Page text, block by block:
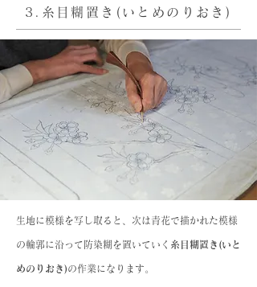
3.糸目糊置き(いとめのりおき)
生地に模様を写し取ると、次は青花で描かれた模様
の輪郭に沿って防染糊を置いていく 糸目糊置き(いと
めのりおき)の作業になります。